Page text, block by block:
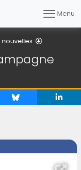
Menu
nouvelles